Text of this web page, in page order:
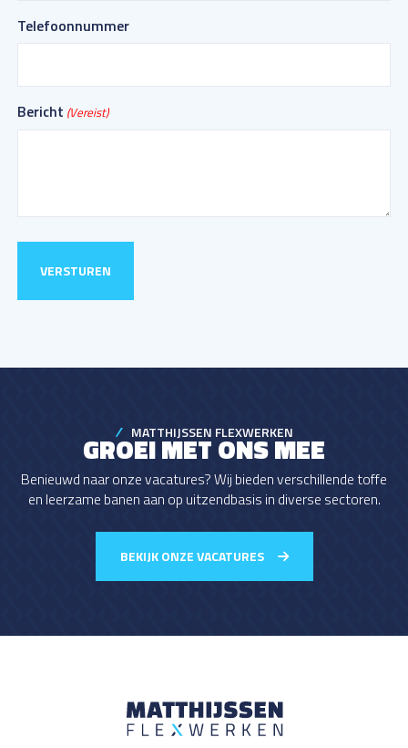
Telefoonnummer
Bericht (Vereist)
MATTHIJSSEN FLEXWERKEN
GROEI MET ONS MEE
Benieuwd naar onze vacatures? Wij bieden verschillende toffe
en leerzame banen aan op uitzendbasis in diverse sectoren.
BEKIJK ONZE VACATURES